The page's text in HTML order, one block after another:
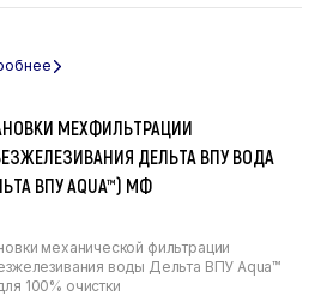
МЕХФИЛЬТРАЦИИ
ДЕЛЬТА ВПУ ВОДА
ВПУ AQUA™) МФ
механической фильтрации
воды Дельта ВПУ Aqua™
100% очистки